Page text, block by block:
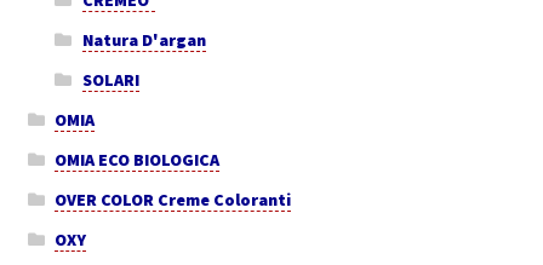
Natura D'argan
SOLARI
OMIA
OMIA ECO BIOLOGICA
OVER COLOR Creme Coloranti
OXY